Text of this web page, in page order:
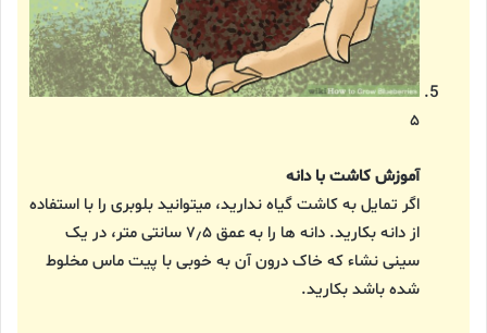
۵
آموزش کاشت با دانه
اگر تمایل به کاشت گیاه ندارید، میتوانید بلوبری را با استفاده
از دانه بکارید. دانه ها را به عمق ۷٫۵ سانتی متر، در یک
سینی نشاء که خاک درون آن به خوبی با پیت ماس مخلوط
شده باشد بکارید.